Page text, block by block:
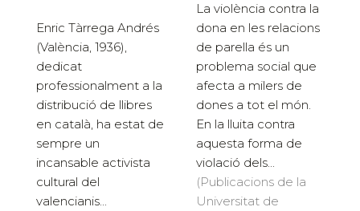
Enric Tàrrega Andrés
(València, 1936),
dedicat
professionalment a la
distribució de llibres
en català, ha estat de
sempre un
incansable activista
cultural del
valencianis...
La violència contra la
dona en les relacions
de parella és un
problema social que
afecta a milers de
dones a tot el món.
En la lluita contra
aquesta forma de
violació dels...
(Publicacions de la
Universitat de